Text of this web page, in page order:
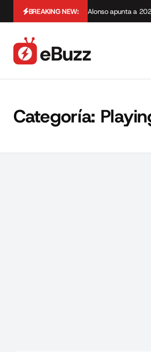
BREAKING NEW: Alonso apunta a
Categoría: